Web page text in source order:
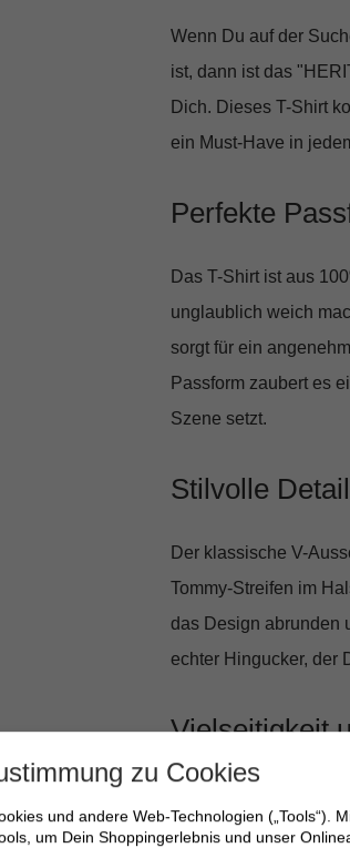
Wenn Du auf der
ist, dann ist das
Dich. Dieses T-Shirt
ein Must-Have in
Perfekte
Das T-Shirt ist aus
unglaublich weich
sorgt für ein
Passform zaubert es
Szene setzt.
Stilvolle
Der klassische V-
Tommy-Streifen im
das Design abrunden
echter Hingucker, der
Vielseitigkeit
Egal, ob Du es lässig
passt sich mühelos
zu Cookies
und andere Web-Technologien („Tools“).
um Dein Shoppingerlebnis und unser